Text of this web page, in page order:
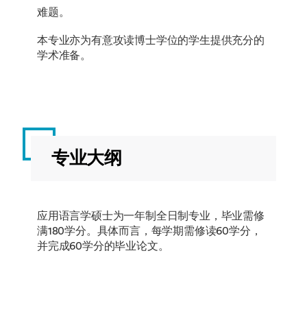
难题。
本专业亦为有意攻读博士学位的学生提供充分的
学术准备。
专业大纲
应用语言学硕士为一年制全日制专业，毕业需修
满180学分。具体而言，每学期需修读60学分，
并完成60学分的毕业论文。